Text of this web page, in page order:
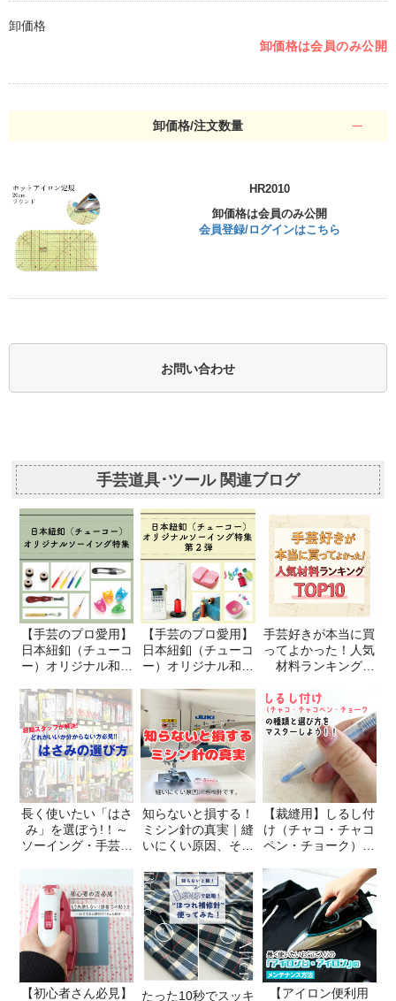
卸価格
卸価格は会員のみ公開
卸価格/注文数量
HR2010
卸価格は会員のみ公開
会員登録/ログインはこちら
お問い合わせ